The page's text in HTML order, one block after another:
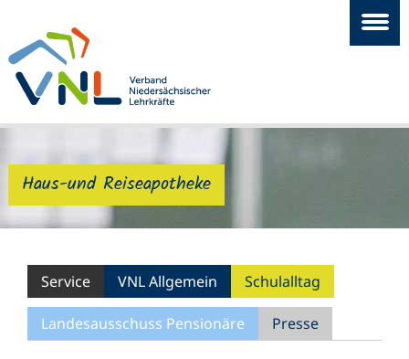
Haus-und Reiseapotheke
Service VNL Allgemein Schulalltag
Landesausschuss Pensionäre Presse